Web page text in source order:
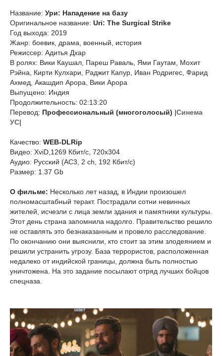
Название: Ури: Нападение на базу
Оригинальное название: Uri: The Surgical Strike
Год выхода: 2019
Жанр: боевик, драма, военный, история
Режиссер: Адитья Дхар
В ролях: Вики Каушал, Пареш Раваль, Ями Гаутам, Мохит
Рэйна, Кирти Кулхари, Раджит Капур, Иван Родригес, Фарид
Ахмед, Акашдип Арора, Вики Арора
Выпущено: Индия
Продолжительность: 02:13:20
Перевод: Профессиональный (многоголосый) |Синема
УС|
Качество: WEB-DLRip
Видео: XviD,1269 Кбит/с, 720x304
Аудио: Русский (AC3, 2 ch, 192 Кбит/с)
Размер: 1.37 Gb
О фильме: Несколько лет назад, в Индии произошел
полномасштабный теракт. Пострадали сотни невинных
жителей, исчезли с лица земли здания и памятники культуры.
Этот день страна запомнила надолго. Правительство решило
не оставлять это безнаказанным и провело расследование.
По окончанию они выяснили, кто стоит за этим злодеянием и
решили устранить угрозу. База террористов, расположенная
недалеко от индийской границы, должна быть полностью
уничтожена. На это задание посылают отряд лучших бойцов
спецназа.